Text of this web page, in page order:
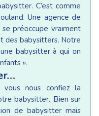
C’est comme
Une agence de
préoccupe vraiment
des babysitters. Notre
babysitter à qui on
».
vous nous confiez la
babysitter. Bien sur
de babysitter mais